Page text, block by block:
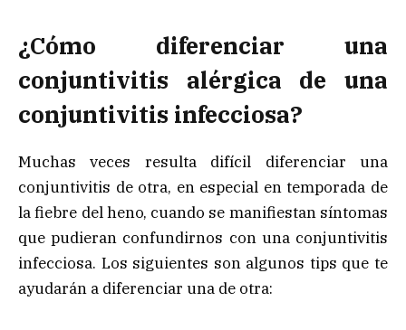
¿Cómo diferenciar una
conjuntivitis alérgica de una
conjuntivitis infecciosa?
Muchas veces resulta difícil diferenciar una
conjuntivitis de otra, en especial en temporada de
la fiebre del heno, cuando se manifiestan síntomas
que pudieran confundirnos con una conjuntivitis
infecciosa. Los siguientes son algunos tips que te
ayudarán a diferenciar una de otra: